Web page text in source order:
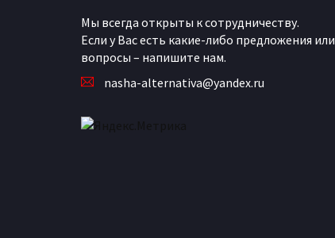
Мы всегда открыты к сотрудничеству.
Если у Вас есть какие-либо предложения или
вопросы – напишите нам.
nasha-alternativa@yandex.ru